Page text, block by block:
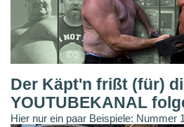
Der Käpt'n frißt (für)
YOUTUBEKANAL
Hier nur ein paar Beispiele: Nummer